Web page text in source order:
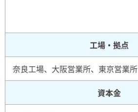
工場・拠点
奈良工場、大阪営業所、東京営業所
資本金